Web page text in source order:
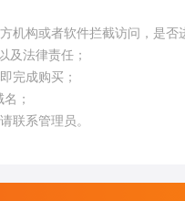
机构或者软件拦截访问，是
及法律责任；
完成购买；
；
联系管理员。